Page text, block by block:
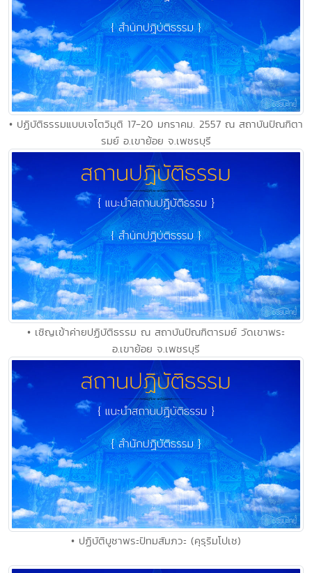
• ปฏิบัติธรรมแบบเจโตวิมุติ 17-20 มกราคม. 2557 ณ สถาบันปัณฑิตา
รมย์ อ.เขาย้อย จ.เพชรบุรี
• เชิญเข้าค่ายปฏิบัติธรรม ณ สถาบันปัณฑิตารมย์ วัดเขาพระ
อ.เขาย้อย จ.เพชรบุรี
• ปฏิบัติบูชาพระปัทมสัมภวะ (คุรุริมโปเช)